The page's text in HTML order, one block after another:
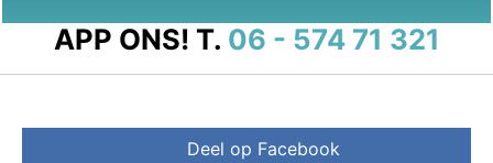
APP ONS! T. 06 - 574 71 321
Deel op Facebook